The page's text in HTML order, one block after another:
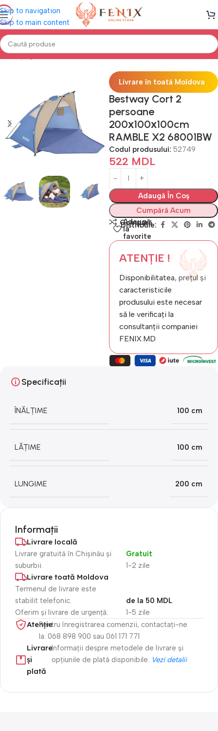
Skip to navigation
Skip to main content
Prima pagină Mobilă TERASĂ & GRĂDINĂ Corturi
Livrare în toată Moldova
Bestway Cort 2
persoane
200х100х100cm
RAMBLE X2 68001BW
Codul produsului: 52749
522 MDL
Adaugă În Coș
Cumpără Acum
Compară
Adaugă
la
favorite
Distribuie:
ATENȚIE !
Disponibilitatea, prețul și
caracteristicile
produsului este necesar
să le verificați la
consultanții companiei
FENIX.MD
Specificații
ÎNĂLȚIME 100 cm
LĂȚIME 100 cm
LUNGIME 200 cm
Informații
Livrare locală
Livrare gratuită în Chișinău și
suburbii.
1-2 zile
Gratuit
Livrare toată Moldova
Termenul de livrare este
stabilit telefonic.
Oferim și livrare de urgență.
1-5 zile
de la 50 MDL
Atenție​Pentru înregistrarea comenzii, contactați-ne
la: 068 898 900 sau 061 171 771
Livrare
și
plată
Informații despre metodele de livrare și
opțiunile de plată disponibile. Vezi detalii